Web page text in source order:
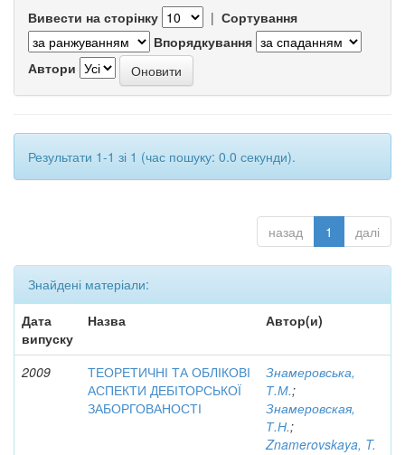
Вивести на сторінку | Сортування
Впорядкування
Автори
Результати 1-1 зі 1 (час пошуку: 0.0 секунди).
назад 1 далі
Знайдені матеріали:
Дата
випуску
Назва Автор(и)
2009
ТЕОРЕТИЧНІ ТА ОБЛІКОВІ
АСПЕКТИ ДЕБІТОРСЬКОЇ
ЗАБОРГОВАНОСТІ
Знамеровська,
Т.М.;
Знамеровская,
Т.Н.;
Znamerovskaya, T.